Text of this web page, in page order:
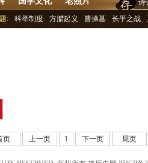
诗
: 科举制度 方腊起义 曹操墓 长平之战
页 上一页 1 下一页 尾页